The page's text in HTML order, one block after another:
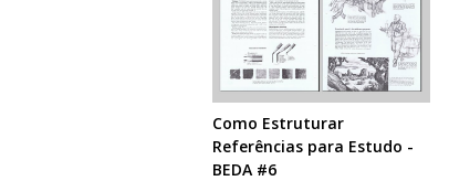
Como Estruturar
Referências para Estudo -
BEDA #6